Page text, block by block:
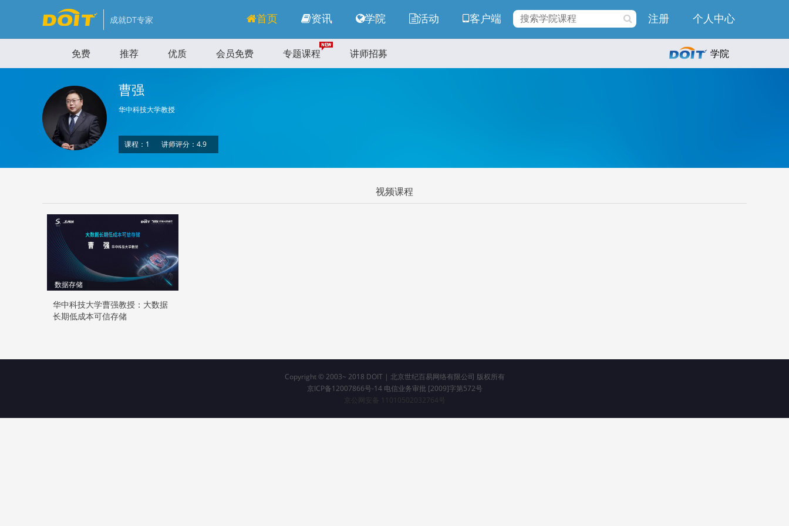
成就DT专家 首页 资讯 学院 活动 客户端 注册 个人中心
免费 推荐 优质 会员免费 专题课程 讲师招募 学院
曹强
华中科技大学教授
课程：1 讲师评分：4.9
视频课程
数据存储
华中科技大学曹强教授：大数据
长期低成本可信存储
Copyright © 2003~ 2018 DOIT | 北京世纪百易网络有限公司 版权所有
京ICP备12007866号-14 电信业务审批 [2009]字第572号
京公网安备 11010502032764号